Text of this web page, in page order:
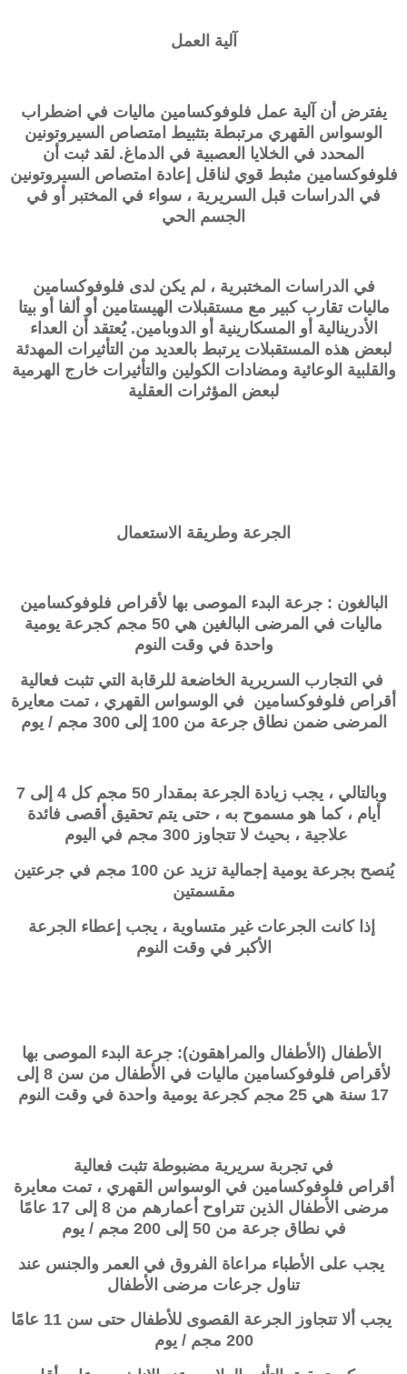
آلية العمل
يفترض أن آلية عمل فلوفوكسامين ماليات في اضطراب
الوسواس القهري مرتبطة بتثبيط امتصاص السيروتونين
المحدد في الخلايا العصبية في الدماغ. لقد ثبت أن
فلوفوكسامين مثبط قوي لناقل إعادة امتصاص السيروتونين
في الدراسات قبل السريرية ، سواء في المختبر أو في
الجسم الحي
في الدراسات المختبرية ، لم يكن لدى فلوفوكسامين
ماليات تقارب كبير مع مستقبلات الهيستامين أو ألفا أو بيتا
الأدرينالية أو المسكارينية أو الدوبامين. يُعتقد أن العداء
لبعض هذه المستقبلات يرتبط بالعديد من التأثيرات المهدئة
والقلبية الوعائية ومضادات الكولين والتأثيرات خارج الهرمية
لبعض المؤثرات العقلية
الجرعة وطريقة الاستعمال
البالغون : جرعة البدء الموصى بها لأقراص فلوفوكسامين
ماليات في المرضى البالغين هي 50 مجم كجرعة يومية
واحدة في وقت النوم
في التجارب السريرية الخاضعة للرقابة التي تثبت فعالية
أقراص فلوفوكسامين في الوسواس القهري ، تمت معايرة
المرضى ضمن نطاق جرعة من 100 إلى 300 مجم / يوم
وبالتالي ، يجب زيادة الجرعة بمقدار 50 مجم كل 4 إلى 7
أيام ، كما هو مسموح به ، حتى يتم تحقيق أقصى فائدة
علاجية ، بحيث لا تتجاوز 300 مجم في اليوم
يُنصح بجرعة يومية إجمالية تزيد عن 100 مجم في جرعتين
مقسمتين
إذا كانت الجرعات غير متساوية ، يجب إعطاء الجرعة
الأكبر في وقت النوم
الأطفال (الأطفال والمراهقون): جرعة البدء الموصى بها
لأقراص فلوفوكسامين ماليات في الأطفال من سن 8 إلى
17 سنة هي 25 مجم كجرعة يومية واحدة في وقت النوم
في تجربة سريرية مضبوطة تثبت فعالية
أقراص فلوفوكسامين في الوسواس القهري ، تمت معايرة
مرضى الأطفال الذين تتراوح أعمارهم من 8 إلى 17 عامًا
في نطاق جرعة من 50 إلى 200 مجم / يوم
يجب على الأطباء مراعاة الفروق في العمر والجنس عند
تناول جرعات مرضى الأطفال
يجب ألا تتجاوز الجرعة القصوى للأطفال حتى سن 11 عامًا
200 مجم / يوم